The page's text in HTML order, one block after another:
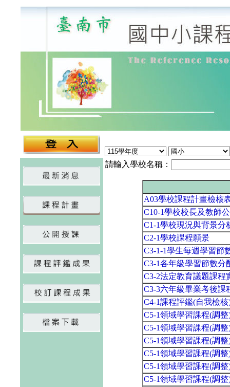
請輸入學校名稱：
A03學校課程計畫檢核
C10-1學校校長及教師
C1-1學校現況與背景分
C2-1學校課程願景
C3-1-1學生每週學習節
C3-1各年級學習節數分
C3-2法定教育議題課程
C3-3六年級畢業考後課
C4-1課程評鑑(自我檢
C5-1領域學習課程(調
C5-1領域學習課程(調
C5-1領域學習課程(調
C5-1領域學習課程(調
C5-1領域學習課程(調
C5-1領域學習課程(調